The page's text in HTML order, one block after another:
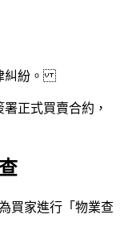
糾紛。
正式買賣合約，
買家進行「物業查